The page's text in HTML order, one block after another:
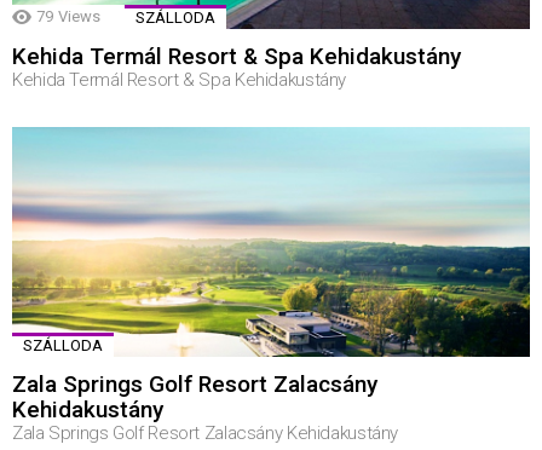
79 Views SZÁLLODA
Kehida Termál Resort & Spa Kehidakustány
Kehida Termál Resort & Spa Kehidakustány
SZÁLLODA
Zala Springs Golf Resort Zalacsány
Kehidakustány
Zala Springs Golf Resort Zalacsány Kehidakustány